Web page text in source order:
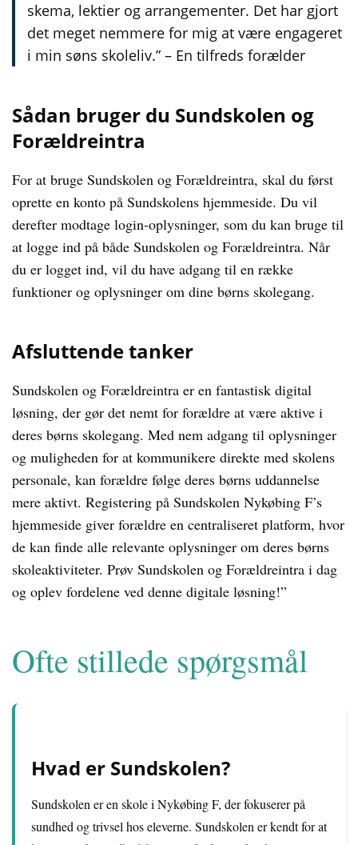
skema, lektier og arrangementer. Det har gjort
det meget nemmere for mig at være engageret
i min søns skoleliv.” – En tilfreds forælder
Sådan bruger du Sundskolen og
Forældreintra
For at bruge Sundskolen og Forældreintra, skal du først
oprette en konto på Sundskolens hjemmeside. Du vil
derefter modtage login-oplysninger, som du kan bruge til
at logge ind på både Sundskolen og Forældreintra. Når
du er logget ind, vil du have adgang til en række
funktioner og oplysninger om dine børns skolegang.
Afsluttende tanker
Sundskolen og Forældreintra er en fantastisk digital
løsning, der gør det nemt for forældre at være aktive i
deres børns skolegang. Med nem adgang til oplysninger
og muligheden for at kommunikere direkte med skolens
personale, kan forældre følge deres børns uddannelse
mere aktivt. Registering på Sundskolen Nykøbing F’s
hjemmeside giver forældre en centraliseret platform, hvor
de kan finde alle relevante oplysninger om deres børns
skoleaktiviteter. Prøv Sundskolen og Forældreintra i dag
og oplev fordelene ved denne digitale løsning!”
Ofte stillede spørgsmål
Hvad er Sundskolen?
Sundskolen er en skole i Nykøbing F, der fokuserer på
sundhed og trivsel hos eleverne. Sundskolen er kendt for at